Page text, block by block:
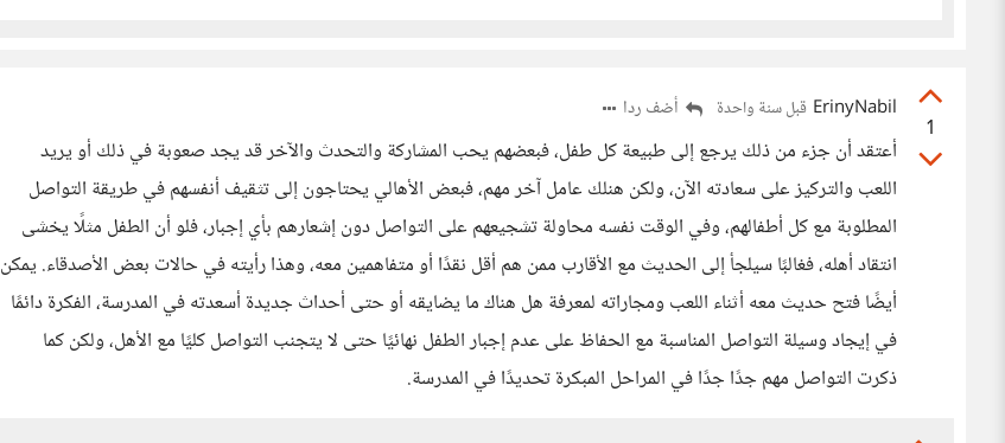
1
ErinyNabil قبل سنة واحدة أضف ردا
أعتقد أن جزء من ذلك يرجع إلى طبيعة كل طفل، فبعضهم يحب المشاركة والتحدث والآخر قد يجد صعوبة في ذلك أو يريد
اللعب والتركيز على سعادته الآن، ولكن هنلك عامل آخر مهم، فبعض الأهالي يحتاجون إلى تثقيف أنفسهم في طريقة التواصل
المطلوبة مع كل أطفالهم، وفي الوقت نفسه محاولة تشجيعهم على التواصل دون إشعارهم بأي إجبار، فلو أن الطفل مثلًا يخشى
انتقاد أهله، فغالبًا سيلجأ إلى الحديث مع الأقارب ممن هم أقل نقدًا أو متفاهمين معه، وهذا رأيته في حالات بعض الأصدقاء. يمكن
أيضًا فتح حديث معه أثناء اللعب ومجاراته لمعرفة هل هناك ما يضايقه أو حتى أحداث جديدة أسعدته في المدرسة، الفكرة دائمًا
في إيجاد وسيلة التواصل المناسبة مع الحفاظ على عدم إجبار الطفل نهائيًا حتى لا يتجنب التواصل كليًا مع الأهل، ولكن كما
ذكرت التواصل مهم جدًا جدًا في المراحل المبكرة تحديدًا في المدرسة.